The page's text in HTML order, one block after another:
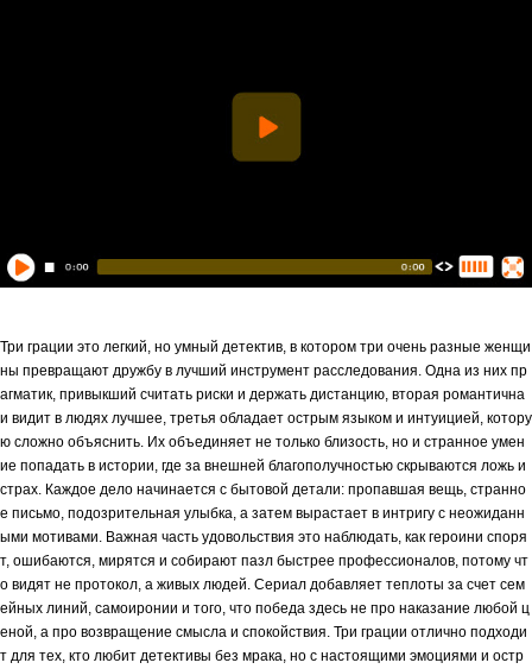
Три грации это легкий, но умный детектив, в котором три очень разные женщи
ны превращают дружбу в лучший инструмент расследования. Одна из них пр
агматик, привыкший считать риски и держать дистанцию, вторая романтична
и видит в людях лучшее, третья обладает острым языком и интуицией, котору
ю сложно объяснить. Их объединяет не только близость, но и странное умен
ие попадать в истории, где за внешней благополучностью скрываются ложь и
страх. Каждое дело начинается с бытовой детали: пропавшая вещь, странно
е письмо, подозрительная улыбка, а затем вырастает в интригу с неожиданн
ыми мотивами. Важная часть удовольствия это наблюдать, как героини споря
т, ошибаются, мирятся и собирают пазл быстрее профессионалов, потому чт
о видят не протокол, а живых людей. Сериал добавляет теплоты за счет сем
ейных линий, самоиронии и того, что победа здесь не про наказание любой ц
еной, а про возвращение смысла и спокойствия. Три грации отлично подходи
т для тех, кто любит детективы без мрака, но с настоящими эмоциями и остр